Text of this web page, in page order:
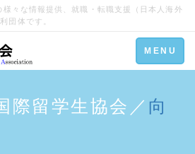
々な情報提供、就職・転職支援（日本人海外
団体です。
Toggle
navigation
MENU
際留学生協会／ 向